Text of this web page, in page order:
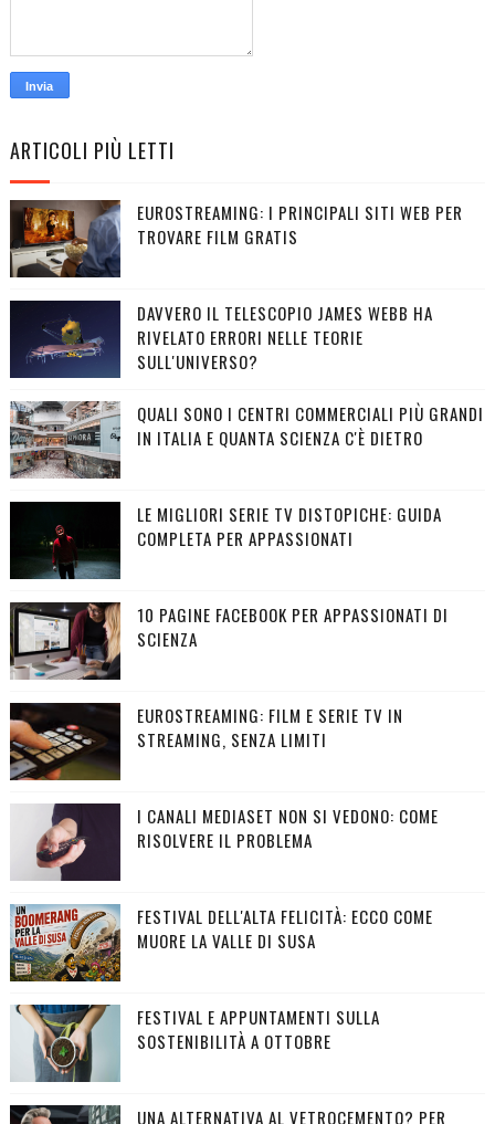
ARTICOLI PIÙ LETTI
EUROSTREAMING: I PRINCIPALI SITI WEB PER
TROVARE FILM GRATIS
DAVVERO IL TELESCOPIO JAMES WEBB HA
RIVELATO ERRORI NELLE TEORIE
SULL'UNIVERSO?
QUALI SONO I CENTRI COMMERCIALI PIÙ GRANDI
IN ITALIA E QUANTA SCIENZA C'È DIETRO
LE MIGLIORI SERIE TV DISTOPICHE: GUIDA
COMPLETA PER APPASSIONATI
10 PAGINE FACEBOOK PER APPASSIONATI DI
SCIENZA
EUROSTREAMING: FILM E SERIE TV IN
STREAMING, SENZA LIMITI
I CANALI MEDIASET NON SI VEDONO: COME
RISOLVERE IL PROBLEMA
FESTIVAL DELL'ALTA FELICITÀ: ECCO COME
MUORE LA VALLE DI SUSA
FESTIVAL E APPUNTAMENTI SULLA
SOSTENIBILITÀ A OTTOBRE
UNA ALTERNATIVA AL VETROCEMENTO? PER